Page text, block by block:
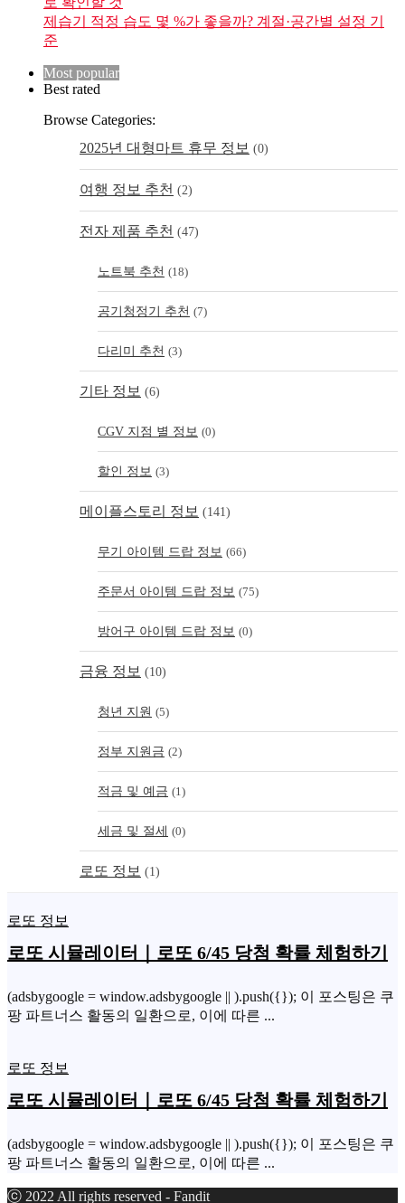
제습기 적정 습도 몇 %가 좋을까? 계절·공간별 설정 기
준
Most popular
Best rated
Browse Categories:
2025년 대형마트 휴무 정보 (0)
여행 정보 추천 (2)
전자 제품 추천 (47)
노트북 추천 (18)
공기청정기 추천 (7)
다리미 추천 (3)
기타 정보 (6)
CGV 지점 별 정보 (0)
할인 정보 (3)
메이플스토리 정보 (141)
무기 아이템 드랍 정보 (66)
주문서 아이템 드랍 정보 (75)
방어구 아이템 드랍 정보 (0)
금융 정보 (10)
청년 지원 (5)
정부 지원금 (2)
적금 및 예금 (1)
세금 및 절세 (0)
로또 정보 (1)
로또 정보
로또 시뮬레이터｜로또 6/45 당첨 확률 체험하기
(adsbygoogle = window.adsbygoogle || ).push({}); 이 포스팅은 쿠
팡 파트너스 활동의 일환으로, 이에 따른 ...
로또 정보
로또 시뮬레이터｜로또 6/45 당첨 확률 체험하기
(adsbygoogle = window.adsbygoogle || ).push({}); 이 포스팅은 쿠
팡 파트너스 활동의 일환으로, 이에 따른 ...
ⓒ 2022 All rights reserved - Fandit